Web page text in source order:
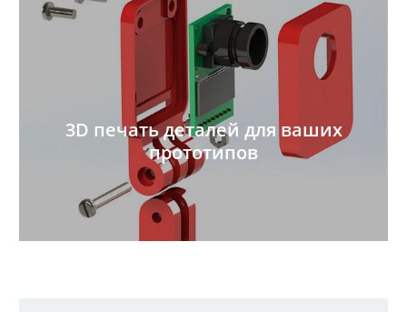
3D печать деталей для ваших
прототипов